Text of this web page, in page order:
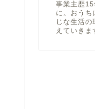
事業主歴
に。おうち
じな生活
えていきま